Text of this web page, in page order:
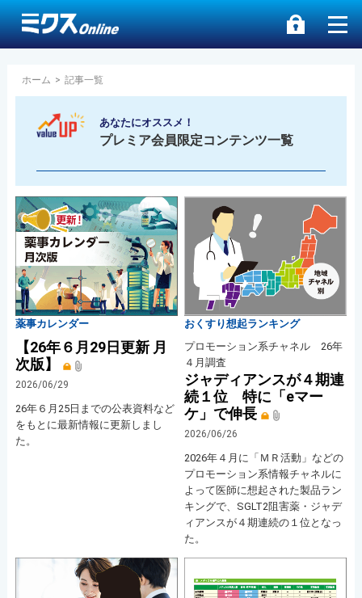
ホーム > 記事一覧
あなたにオススメ！
プレミア会員限定コンテンツ一覧
薬事カレンダー
【26年６月29日更新 月
次版】
2026/06/29
26年６月25日までの公表資料など
をもとに最新情報に更新しまし
た。
おくすり想起ランキング
プロモーション系チャネル 26年
４月調査
ジャディアンスが４期連
続１位 特に「eマー
ケ」で伸長
2026/06/26
2026年４月に「ＭＲ活動」などの
プロモーション系情報チャネルに
よって医師に想起された製品ラン
キングで、SGLT2阻害薬・ジャデ
ィアンスが４期連続の１位となっ
た。